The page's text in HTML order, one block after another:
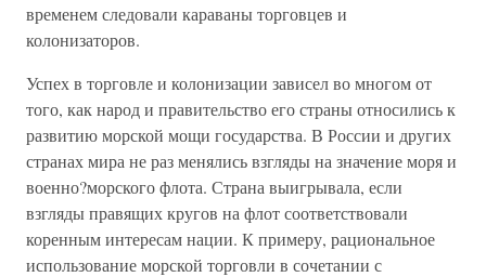
временем следовали караваны торговцев и
колонизаторов.
Успех в торговле и колонизации зависел во многом от
того, как народ и правительство его страны относились к
развитию морской мощи государства. В России и других
странах мира не раз менялись взгляды на значение моря и
военно?морского флота. Страна выигрывала, если
взгляды правящих кругов на флот соответствовали
коренным интересам нации. К примеру, рациональное
использование морской торговли в сочетании с